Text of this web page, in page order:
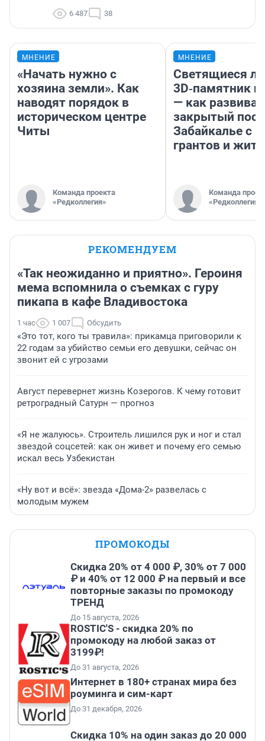
6 487 38
МНЕНИЕ
«Начать нужно с
хозяина земли». Как
наводят порядок в
историческом центре
Читы
Команда проекта
«Редколлегия»
МНЕНИЕ
Светящиеся
3D‑памятник и
— как
закрытый
Забайкалье с
грантов и
Команда
«Редколлегия»
РЕКОМЕНДУЕМ
«Так неожиданно и приятно». Героиня
мема вспомнила о съемках с гуру
пикапа в кафе Владивостока
1 час 1 007 Обсудить
«Это тот, кого ты травила»: прикамца приговорили к
22 годам за убийство семьи его девушки, сейчас он
звонит ей с угрозами
Август перевернет жизнь Козерогов. К чему готовит
ретроградный Сатурн — прогноз
«Я не жалуюсь». Строитель лишился рук и ног и стал
звездой соцсетей: как он живет и почему его семью
искал весь Узбекистан
«Ну вот и всё»: звезда «Дома-2» развелась с
молодым мужем
ПРОМОКОДЫ
Скидка 20% от 4 000 ₽, 30% от 7 000
₽ и 40% от 12 000 ₽ на первый и все
повторные заказы по промокоду
ТРЕНД
До 15 августа, 2026
ROSTIC'S - скидка 20% по
промокоду на любой заказ от
3199₽!
До 31 августа, 2026
Интернет в 180+ странах мира без
роуминга и сим-карт
До 31 декабря, 2026
Скидка 10% на один заказ до 20 000